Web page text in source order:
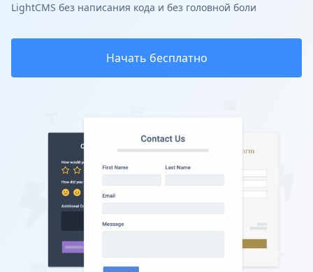
LightCMS без написания кода и без головной боли
Начать бесплатно